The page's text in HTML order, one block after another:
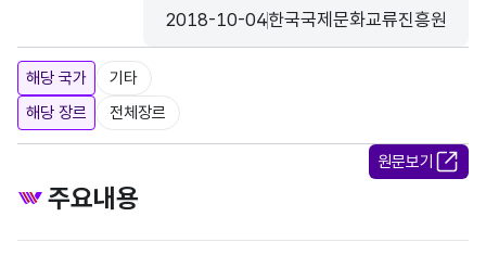
등록일
2018-10-04
수집기관
한국국제문화교류진흥원
해당 국가
기타
해당 장르
전체장르
원문보기
주요내용